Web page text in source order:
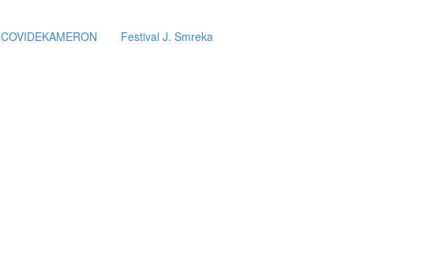
COVIDEKAMERON Festival J. Smreka